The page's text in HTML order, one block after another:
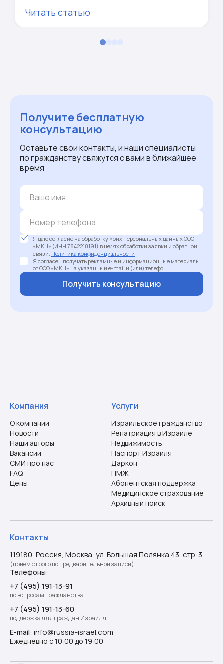
Читать статью
Получите бесплатную
консультацию
Оставьте свои контакты, и наши специалисты
по гражданству свяжутся с вами в ближайшее
время
Я даю согласие на обработку моих персональных данных ООО
«МКЦ» (ИНН 7842218191) в целях обработки заявки и обратной
связи. Политика конфиденциальности
Я согласен получать рекламные и информационные материалы
от ООО «МКЦ» на указанный e-mail и (или) телефон
Получить консультацию
Компания
О компании
Новости
Наши авторы
Вакансии
СМИ про нас
FAQ
Цены
Услуги
Израильское гражданство
Репатриация в Израиле
Недвижимость
Паспорт Израиля
Даркон
ПМЖ
Абонентская поддержка
Медицинское страхование
Архивный поиск
Контакты
119180, Россия, Москва, ул. Большая Полянка 43, стр. 3
(прием строго по предварительной записи)
Телефоны:
+7 (495) 191-13-91
по вопросам гражданства
+7 (495) 191-13-60
поддержка для граждан Израиля
E-mail: info@russia-israel.com
Ежедневно с 10:00 до 19:00